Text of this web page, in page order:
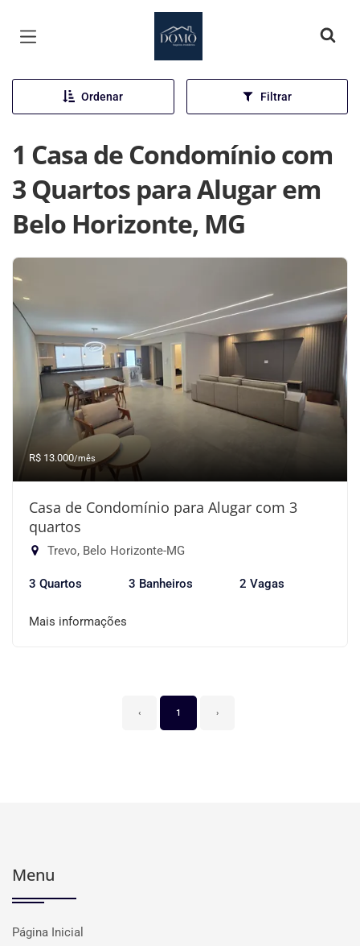
Página inicial
Ordenar Filtrar
1 Casa de Condomínio com
3 Quartos para Alugar em
Belo Horizonte, MG
R$ 13.000/mês
Casa de Condomínio para Alugar com 3
quartos
Trevo, Belo Horizonte-MG
3 Quartos 3 Banheiros 2 Vagas
Mais informações
‹ 1 ›
Menu
Página Inicial